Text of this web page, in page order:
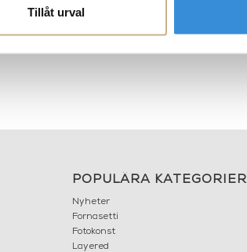
Tillåt urval
POPULÄRA KATEGORIER
Nyheter
Fornasetti
Fotokonst
Layered